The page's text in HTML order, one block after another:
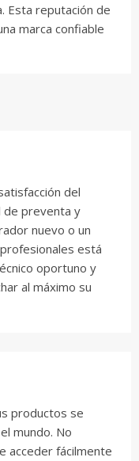
Esta reputación de
marca confiable
del
de preventa y
nuevo o un
está
oportuno y
al máximo su
productos se
mundo. No
acceder fácilmente